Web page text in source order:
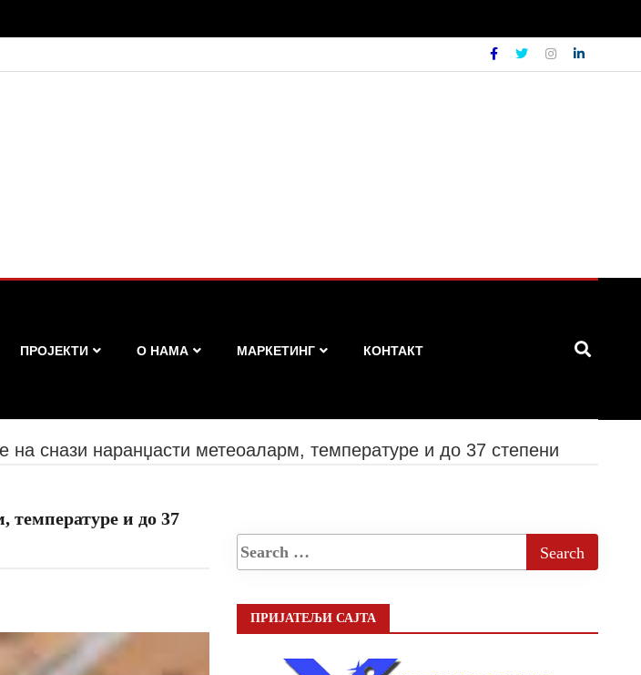
ПРОЈЕКТИ О НАМА МАРКЕТИНГ КОНТАКТ
на снази наранџасти метеоаларм, температуре и до 37 степени
температуре и до 37
ПРИЈАТЕЉИ САЈТА